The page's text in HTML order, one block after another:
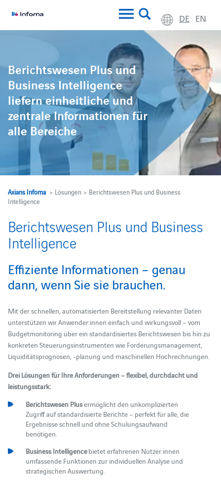
DE EN
Berichtswesen Plus und
Business Intelligence
liefern einheitliche und
zentrale Informationen für
alle Bereiche
Axians Infoma> Lösungen > Berichtswesen Plus und Business
Intelligence
Berichtswesen Plus und Business
Intelligence
Effiziente Informationen – genau
dann, wenn Sie sie brauchen.
Mit der schnellen, automatisierten Bereitstellung relevanter Daten
unterstützen wir Anwender:innen einfach und wirkungsvoll – vom
Budgetmonitoring über ein standardisiertes Berichtswesen bis hin zu
konkreten Steuerungsinstrumenten wie Forderungsmanagement,
Liquiditätsprognosen, -planung und maschinellen Hochrechnungen.
Drei Lösungen für Ihre Anforderungen – flexibel, durchdacht und
leistungsstark:
Berichtswesen Plusermöglicht den unkomplizierten
Zugriff auf standardisierte Berichte – perfekt für alle, die
Ergebnisse schnell und ohne Schulungsaufwand
benötigen.
Business Intelligencebietet erfahrenen Nutzer:innen
umfassende Funktionen zur individuellen Analyse und
strategischen Auswertung.